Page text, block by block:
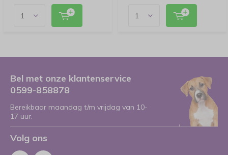
Bel met onze klantenservice
0599-858878
Bereikbaar maandag t/m vrijdag van 10-
17 uur.
Volg ons